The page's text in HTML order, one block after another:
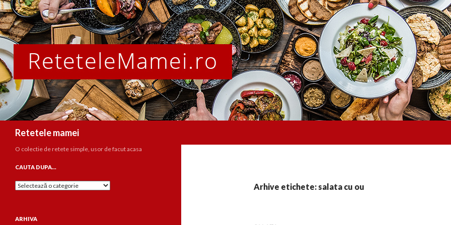
Retetele mamei
Arhive etichete: salata cu ou
O colectie de retete simple, usor de facut acasa
CAUTA DUPA…
Cauta
ARHIVA